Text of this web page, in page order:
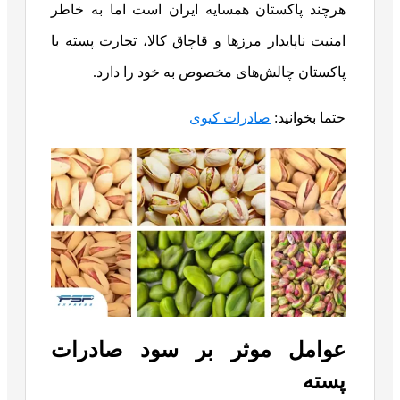
هرچند پاکستان همسایه ایران است اما به خاطر
امنیت ناپایدار مرزها و قاچاق کالا، تجارت پسته با
پاکستان چالش‌های مخصوص به خود را دارد.
حتما بخوانید: صادرات کیوی
عوامل موثر بر سود صادرات
پسته